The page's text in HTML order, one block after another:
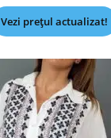
Vezi prețul actualizat!